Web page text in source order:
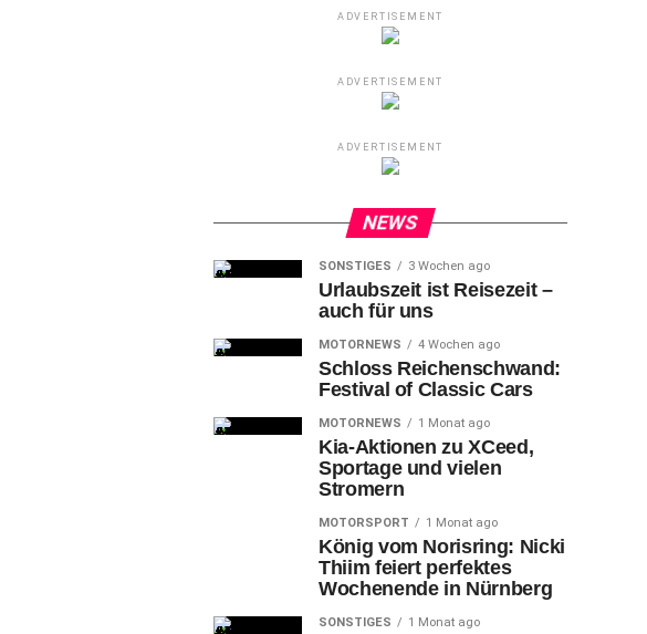
ADVERTISEMENT
ADVERTISEMENT
ADVERTISEMENT
NEWS
SONSTIGES 3 Wochen ago
Urlaubszeit ist Reisezeit –
auch für uns
MOTORNEWS 4 Wochen ago
Schloss Reichenschwand:
Festival of Classic Cars
MOTORNEWS 1 Monat ago
Kia-Aktionen zu XCeed,
Sportage und vielen
Stromern
MOTORSPORT 1 Monat ago
König vom Norisring: Nicki
Thiim feiert perfektes
Wochenende in Nürnberg
SONSTIGES 1 Monat ago